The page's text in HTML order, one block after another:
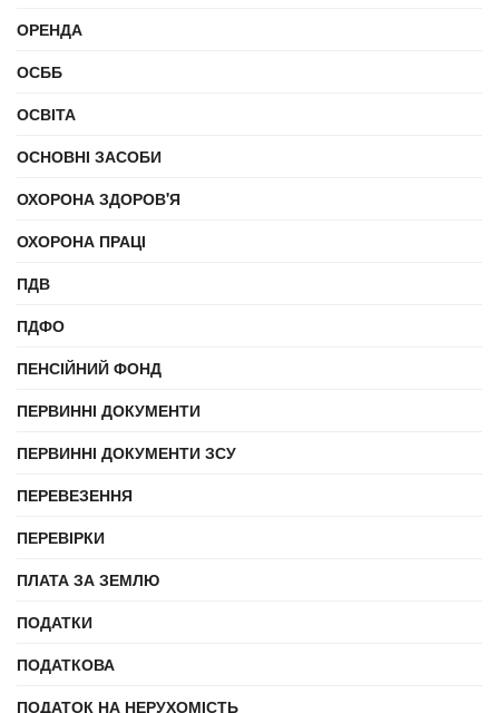
ОРЕНДА
ОСББ
ОСВІТА
ОСНОВНІ ЗАСОБИ
ОХОРОНА ЗДОРОВ'Я
ОХОРОНА ПРАЦІ
ПДВ
ПДФО
ПЕНСІЙНИЙ ФОНД
ПЕРВИННІ ДОКУМЕНТИ
ПЕРВИННІ ДОКУМЕНТИ ЗСУ
ПЕРЕВЕЗЕННЯ
ПЕРЕВІРКИ
ПЛАТА ЗА ЗЕМЛЮ
ПОДАТКИ
ПОДАТКОВА
ПОДАТОК НА НЕРУХОМІСТЬ